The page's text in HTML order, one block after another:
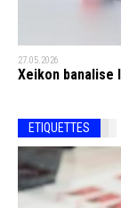
27.05.2026
Xeikon banalise
ETIQUETTES